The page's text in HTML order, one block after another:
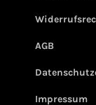
AGB
Impressum